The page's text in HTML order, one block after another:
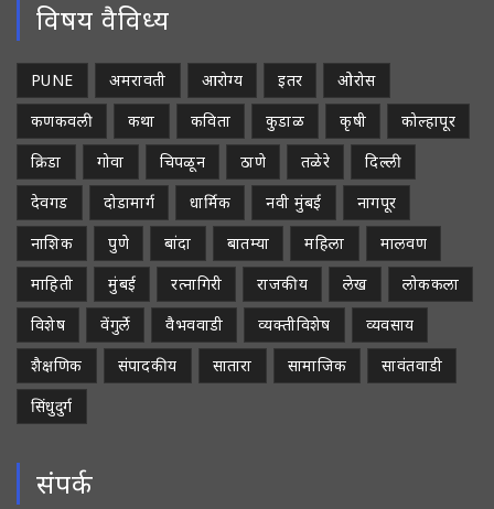
विषय वैविध्य
PUNE अमरावती आरोग्य इतर
ओरोस
कणकवली
कथा कविता कुडाळ कृषी
कोल्हापूर
क्रिडा
गोवा चिपळून ठाणे तळेरे
दिल्ली
देवगड
दोडामार्ग धार्मिक नवी मुंबई
नागपूर
नाशिक
पुणे बांदा बातम्या महिला
मालवण
माहिती
मुंबई रत्नागिरी राजकीय लेख
लोककला
विशेष
वेंगुर्ले वैभववाडी व्यक्तीविशेष
व्यवसाय
शैक्षणिक
संपादकीय सातारा सामाजिक
सावंतवाडी
सिंधुदुर्ग
संपर्क